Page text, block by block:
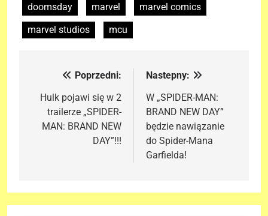
doomsday
marvel
marvel comics
marvel studios
mcu
Nawigacja
wpisu
Poprzedni:
Hulk pojawi się w 2
trailerze „SPIDER-
MAN: BRAND NEW
DAY”!!!
Nastepny:
W „SPIDER-MAN:
BRAND NEW DAY”
będzie nawiązanie
do Spider-Mana
Garfielda!